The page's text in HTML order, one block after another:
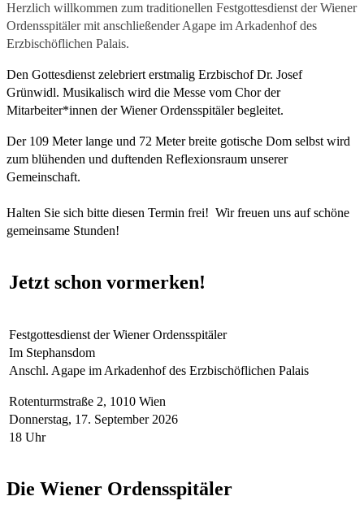
Herzlich willkommen zum traditionellen Festgottesdienst der Wiener
Ordensspitäler mit anschließender Agape im Arkadenhof des
Erzbischöflichen Palais.
Den Gottesdienst zelebriert erstmalig Erzbischof Dr. Josef
Grünwidl. Musikalisch wird die Messe vom Chor der
Mitarbeiter*innen der Wiener Ordensspitäler begleitet.
Der 109 Meter lange und 72 Meter breite gotische Dom selbst wird
zum blühenden und duftenden Reflexionsraum unserer
Gemeinschaft.
Halten Sie sich bitte diesen Termin frei! Wir freuen uns auf schöne
gemeinsame Stunden!
​Jetzt schon vormerken!
Festgottesdienst der Wiener Ordensspitäler
Im Stephansdom
Anschl. Agape im Arkadenhof des Erzbischöflichen Palais
​​Rotenturmstraße 2, 1010 Wien
Donnerstag, 17. September 2026
18 Uhr
Die Wiener Ordensspitäler